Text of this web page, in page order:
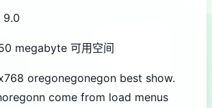
9.0
megabyte 可用空间
oregonegonegon best show.
come from load menus